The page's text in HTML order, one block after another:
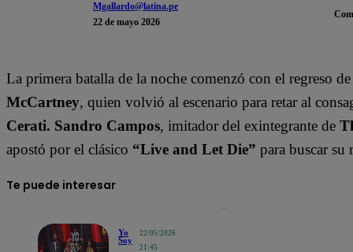
Mgallardo@latina.pe
22 de mayo 2026
La primera batalla de la noche comenzó con el regreso
McCartney, quien volvió al escenario para retar al
Cerati. Sandro Campos, imitador del exintegrante de
apostó por el clásico “Live and Let Die” para buscar su
Te puede interesar
Yo
Soy
22/05/2026
21:45